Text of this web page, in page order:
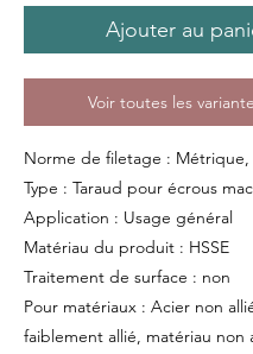
Ajouter au
Voir toutes les
Norme de filetage : Métrique,
Type : Taraud pour écrous
Application : Usage général
Matériau du produit : HSSE
Traitement de surface : non
Pour matériaux : Acier non
faiblement allié, matériau non